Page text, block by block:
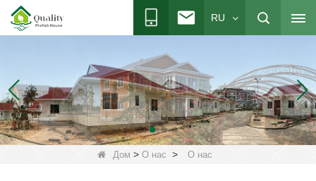
RU
Дом > О нас > О нас